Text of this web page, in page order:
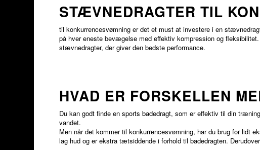
STÆVNEDRAGTER TIL
til konkurrencesvømning er det et must at investere i en
på hver eneste bevægelse med effektiv kompression og
stævnedragter, der giver den bedste performance.
HVAD ER FORSKELLEN
Du kan godt finde en sports badedragt, som er effektiv til din
vandet.
Men når det kommer til konkurrencesvømning, har du brug for
lag hud og er ekstra tætsiddende i forhold til badedragten.